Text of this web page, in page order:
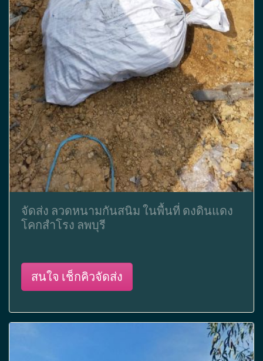
จัดส่ง ลวดหนามกันสนิม ในพื้นที่ ดงดินแดง
โคกสำโรง ลพบุรี
สนใจ เช็กคิวจัดส่ง